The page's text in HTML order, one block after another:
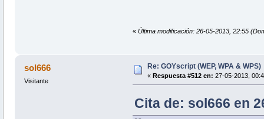
« Última modificación: 26-05-2013, 22:55
sol666
Visitante
Re: GOYscript (WEP, WPA & WPS)
« Respuesta #512 en: 27-05-2013,
Cita de: sol666 en